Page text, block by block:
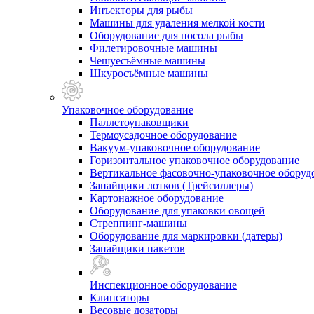
Инъекторы для рыбы
Машины для удаления мелкой кости
Оборудование для посола рыбы
Филетировочные машины
Чешуесъёмные машины
Шкуросъёмные машины
Упаковочное оборудование
Паллетоупаковщики
Термоусадочное оборудование
Вакуум-упаковочное оборудование
Горизонтальное упаковочное оборудование
Вертикальное фасовочно-упаковочное
Запайщики лотков (Трейсиллеры)
Картонажное оборудование
Оборудование для упаковки овощей
Стреппинг-машины
Оборудование для маркировки (датеры)
Запайщики пакетов
Инспекционное оборудование
Клипсаторы
Весовые дозаторы